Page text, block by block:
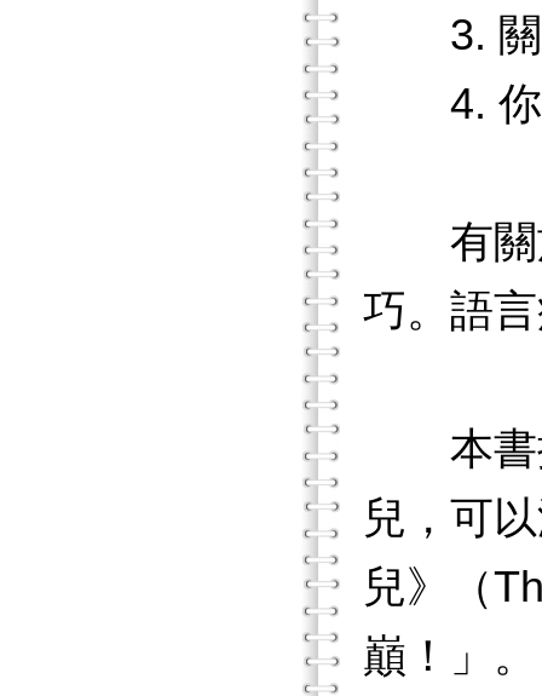
3. 關於
4. 你
有關於
巧。語
本書提
兒，可
兒》（
巔！」。